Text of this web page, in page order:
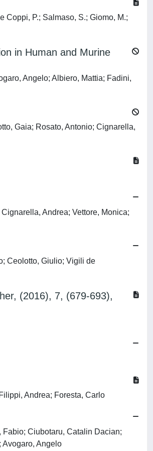
Coppi, P.; Salmaso, S.; Giomo, M.;
in Human and Murine
Angelo; Albiero, Mattia; Fadini,
Gaia; Rosato, Antonio; Cignarella,
Andrea; Vettore, Monica;
Ceolotto, Giulio; Vigili de
(2016), 7, (679-693),
Andrea; Foresta, Carlo
Ciubotaru, Catalin Dacian;
Avogaro, Angelo